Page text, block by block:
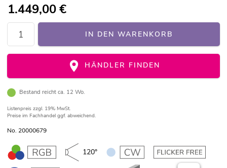
1.449,00€
IN DEN WARENKORB
HÄNDLER FINDEN
Bestand reicht ca. 12 Wo.
Listenpreis zzgl. 19% MwSt.
Preise im Fachhandel ggf. abweichend.
No. 20000679
120°